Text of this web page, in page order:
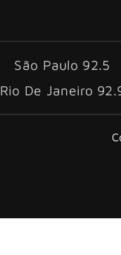
São Paulo 92.5
Rio De Janeiro